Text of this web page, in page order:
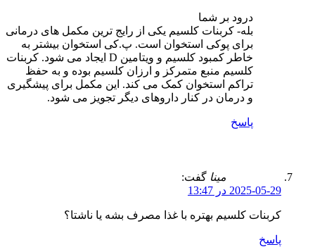
درود بر شما
بله- کربنات کلسیم یکی از رایج ترین مکمل های درمانی
برای پوکی استخوان است. پ.کی استخوان بیشتر به
خاطر کمبود کلسیم و ویتامین D ایجاد می شود. کربنات
کلسیم منبع متمرکز و ارزان کلسیم بوده و به حفظ
تراکم استخوان کمک می کند. این مکمل برای پیشگیری
و درمان در کنار داروهای دیگر تجویز می شود.
پاسخ
مینا گفت:
2025-05-29 در 13:47
کربنات کلسیم بهتره با غذا مصرف بشه یا ناشتا؟
پاسخ